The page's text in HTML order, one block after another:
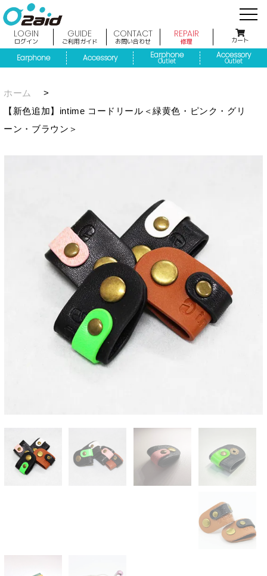
LOGIN
ログイン
GUIDE
ご利用ガイド
CONTACT
お問い合わせ
REPAIR
修理 カート
Earphone Accessory Earphone
Outlet
Accessory
Outlet
ホーム
>
【新色追加】intime コードリール＜緑黄色・ピンク・グリ
ーン・ブラウン＞